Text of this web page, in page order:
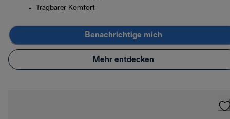
Tragbarer Komfort
Benachrichtige mich
Mehr entdecken